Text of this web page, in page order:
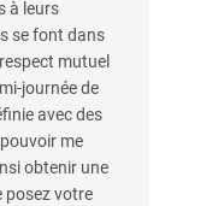
à leurs
se font dans
mutuel
journée de
avec des
me
obtenir une
posez votre